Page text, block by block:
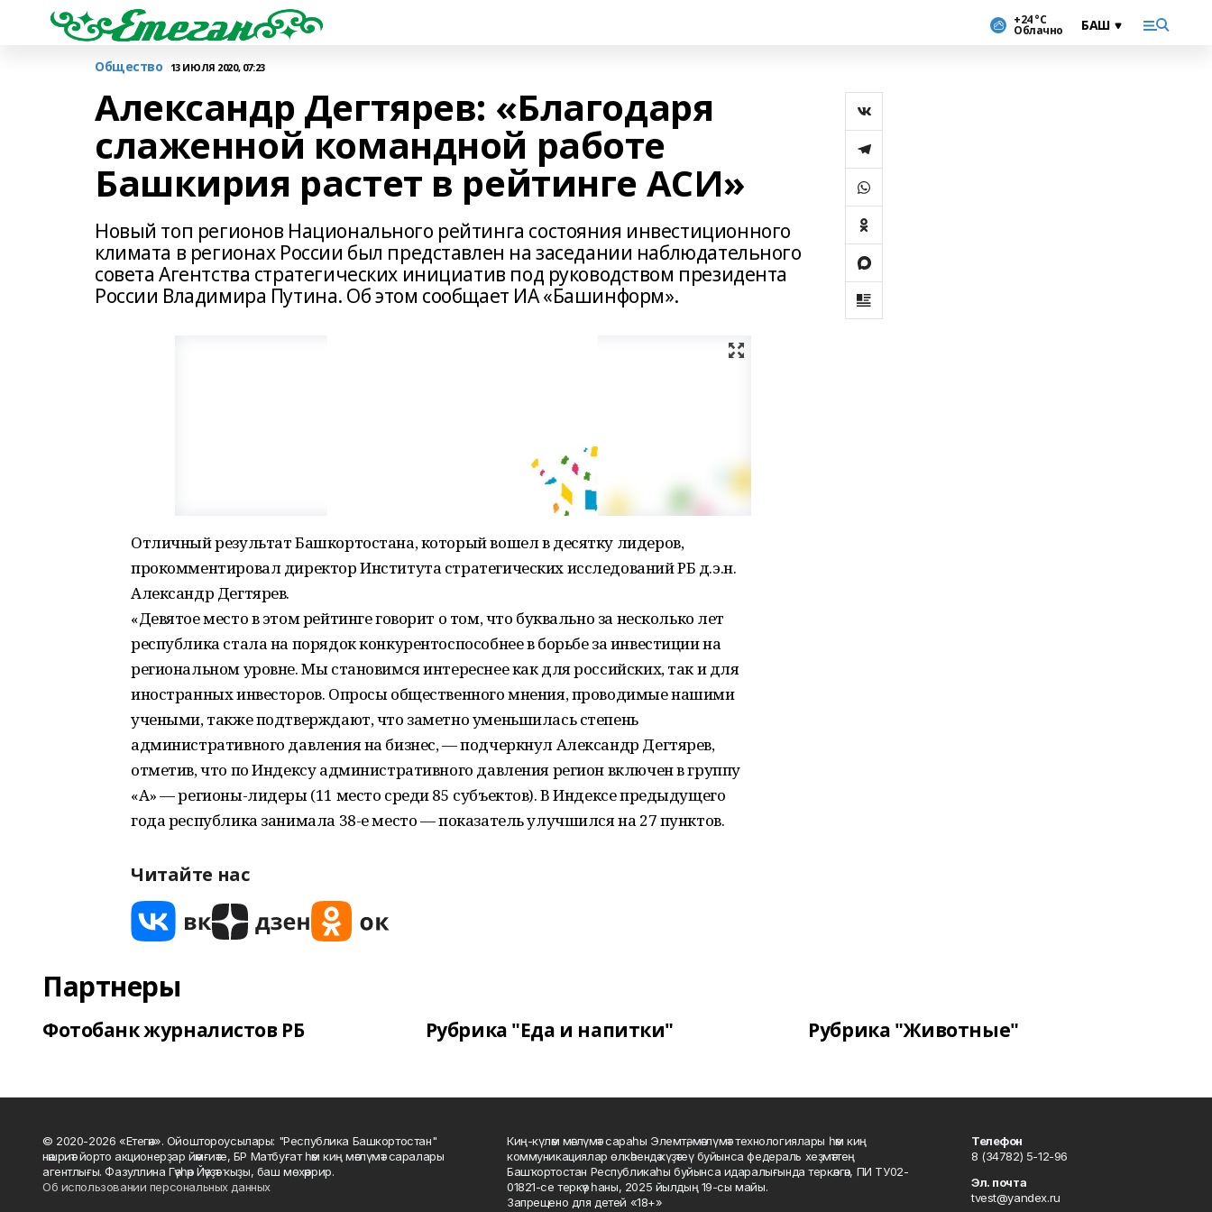
+24 °С
Облачно
Общество 13 ИЮЛЯ 2020, 07:23
Александр Дегтярев: «Благодаря
слаженной командной работе
Башкирия растет в рейтинге АСИ»
Новый топ регионов​ Национального​ рейтинга​ состояния инвестиционного
климата в регионах России был представлен​ на заседании наблюдательного
совета Агентства стратегических инициатив под руководством президента
России Владимира Путина. Об этом сообщает ИА «Башинформ».
Отличный​ результат Башкортостана, который вошел в десятку лидеров,
прокомментировал директор Института стратегических исследований РБ д.э.н.
Александр Дегтярев.
​​«Девятое место в этом рейтинге говорит о том, что буквально за несколько лет
республика стала на порядок конкурентоспособнее в борьбе за инвестиции на
региональном уровне. Мы становимся интереснее как для российских, так и для
иностранных инвесторов. Опросы общественного мнения, проводимые нашими
учеными,​ также подтверждают, что заметно уменьшилась степень
административного давления на бизнес, — подчеркнул Александр Дегтярев,
отметив, что по Индексу административного давления регион включен в группу
«А» — регионы-лидеры (11 место среди 85 субъектов). В Индексе предыдущего
года республика занимала 38-е место — показатель улучшился на 27 пунктов.
Читайте нас
Партнеры
Фотобанк журналистов РБ Рубрика "Еда и напитки" Рубрика "Животные"
© 2020-2026 «Етегән». Ойоштороусылары: "Республика Башкортостан"
нәшриәт йорто акционерҙар йәмғиәте, БР Матбуғат һәм киң мәғлүмәт саралары
агентлығы. Фазуллина Гәүһәр Йәүҙәт ҡыҙы, баш мөхәррир.
Об использовании персональных данных
Киң-күләм мәғлүмәт сараһы Элемтә, мәғлүмәт технологиялары һәм киң
коммуникациялар өлкәһендә күҙәтеү буйынса федераль хеҙмәттең
Башҡортостан Республикаһы буйынса идаралығында теркәлгән, ПИ ТУ02-
01821-се теркәү һаны, 2025 йылдың 19-сы майы.
Запрещено для детей «18+»
Телефон
8 (34782) 5-12-96
Эл. почта
tvest@yandex.ru